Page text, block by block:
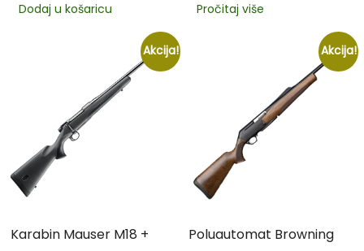
Dodaj u košaricu Pročitaj više
Akcija!
Karabin Mauser M18 +
Akcija!
Poluautomat Browning